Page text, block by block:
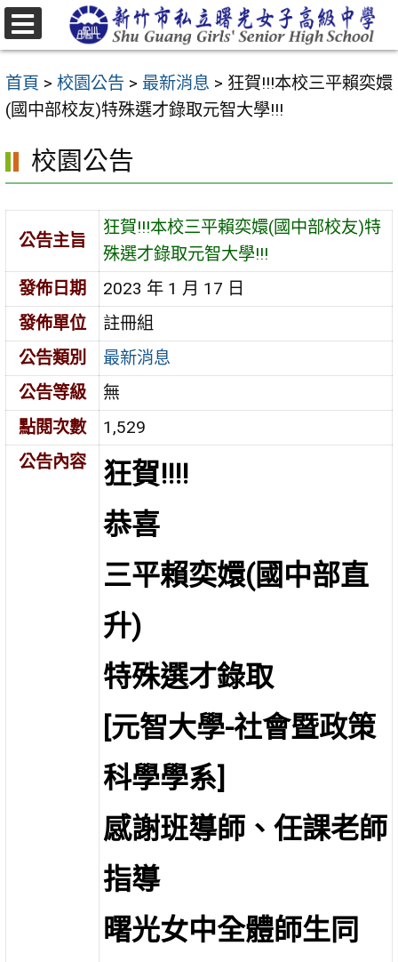
跳
至
要
內
區
首頁 > 校園公告 > 最新消息 > 狂賀!!!本校三平賴奕嬛
(國中部校友)特殊選才錄取元智大學!!!
校園公告
公告主旨
狂賀!!!本校三平賴奕嬛(國中部校友)特
殊選才錄取元智大學!!!
發佈日期
2023 年 1 月 17 日
發佈單位
註冊組
公告類別
最新消息
公告等級
無
點閱次數
1,529
公告內容
狂賀!!!!
恭喜
三平賴奕嬛(國中部直
升)
特殊選才錄取
[元智大學-社會暨政策
科學學系]
感謝班導師、任課老師
指導
曙光女中全體師生同
選
單